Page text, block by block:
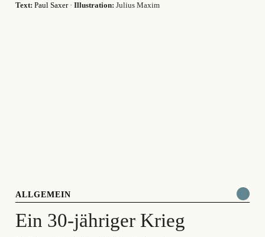
Text: Paul Saxer· Illustration: Julius Maxim
ALLGEMEIN
Ein 30-jähriger Krieg